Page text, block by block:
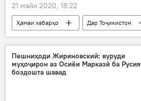
21 майи 2020, 18:22
Ҳамаи хабарҳо Дар Тоҷикистон
Пешниҳоди Жириновский: вуруди
муҳоҷирон аз Осиёи Марказӣ ба Русия
боздошта шавад